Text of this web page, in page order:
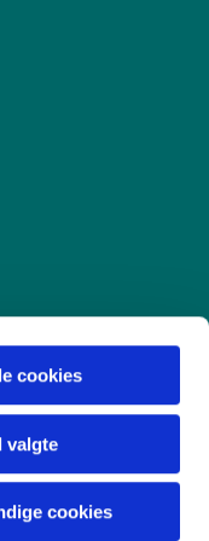
cookies
valgte
cookies